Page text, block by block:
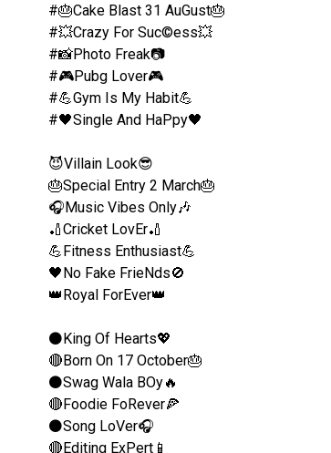
#🎂Cake Blast 31 AuGust🎂
#💥Crazy For Suc©ess💥
#📸Photo Freak📷
#🎮Pubg Lover🎮
#💪Gym Is My Habit💪
#🖤Single And HaPpy🖤
😈Villain Look😎
🎂Special Entry 2 March🎂
🎧Music Vibes Only🎶
🏏Cricket LovEr🏏
💪Fitness Enthusiast💪
🖤No Fake FrieNds🚫
👑Royal ForEver👑
⚫️King Of Hearts💖
🔴Born On 17 October🎂
⚫️Swag Wala BOy🔥
🔴Foodie FoRever🍕
⚫️Song LoVer🎧
🔴Editing ExPert📱